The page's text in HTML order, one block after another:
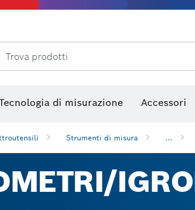
Trova prodotti
di misurazione Accessori
Strumenti di misura ...